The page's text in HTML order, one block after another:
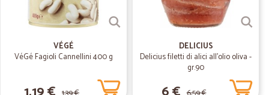
02/04/2020
previsti.
08/11/2019
VÉGÉ
VéGé Fagioli Cannellini 400 g
DELICIUS
Delicius filetti di alici all'olio oliva -
gr.90